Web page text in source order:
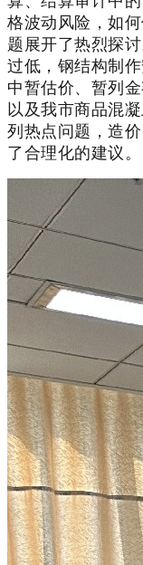
格波动风险，如
题展开了热烈探
过低，钢结构制
中暂估价、暂列
以及我市商品混
列热点问题，造
了合理化的建议。